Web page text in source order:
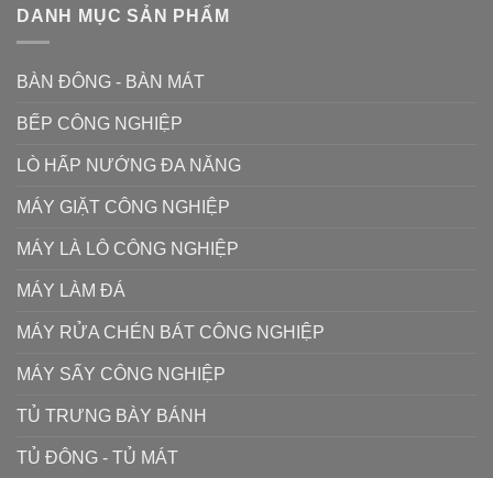
DANH MỤC SẢN PHẨM
BÀN ĐÔNG - BÀN MÁT
BẾP CÔNG NGHIỆP
LÒ HẤP NƯỚNG ĐA NĂNG
MÁY GIẶT CÔNG NGHIỆP
MÁY LÀ LÔ CÔNG NGHIỆP
MÁY LÀM ĐÁ
MÁY RỬA CHÉN BÁT CÔNG NGHIỆP
MÁY SẤY CÔNG NGHIỆP
TỦ TRƯNG BÀY BÁNH
TỦ ĐÔNG - TỦ MÁT